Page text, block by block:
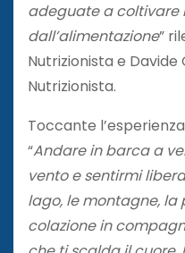
adeguate a coltivare
dall’alimentazione”
Nutrizionista e Davide
Nutrizionista.
Toccante
“Andare in barca a
vento e sentirmi
lago, le montagne, la
colazione in